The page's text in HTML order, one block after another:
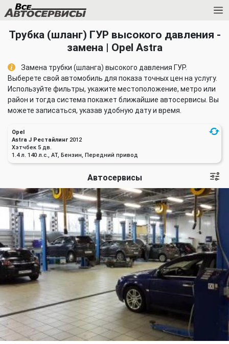
Трубка (шланг) ГУР высокого давления -
замена | Opel Astra
Замена трубки (шланга) высокого давления ГУР.
Выберете свой автомобиль для показа точных цен на услугу.
Используйте фильтры, укажите местоположение, метро или
район и тогда система покажет ближайшие автосервисы. Вы
можете записаться, указав удобную дату и время.
Opel
Astra J Рестайлинг 2012
Хэтчбек 5 дв.
1.4 л. 140 л.с., AT, Бензин, Передний привод
Автосервисы